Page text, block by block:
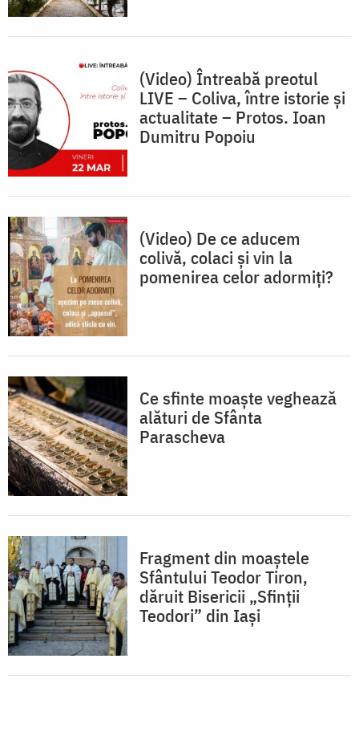
(Video) Întreabă preotul
LIVE – Coliva, între istorie și
actualitate – Protos. Ioan
Dumitru Popoiu
(Video) De ce aducem
colivă, colaci și vin la
pomenirea celor adormiți?
Ce sfinte moaște veghează
alături de Sfânta
Parascheva
Fragment din moaștele
Sfântului Teodor Tiron,
dăruit Bisericii „Sfinții
Teodori” din Iași